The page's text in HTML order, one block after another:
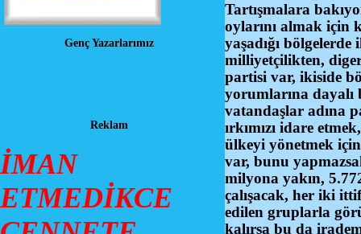
Genç Yazarlarımız
Reklam
İMAN
ETMEDİKCE
Tartışmalara
oylarını almak için
yaşadığı
milliyetçilikten,
partisi var, ikiside
yorumlarına
vatandaşlar adına
ırkımızı idare
ülkeyi yönetmek
var, bunu
milyona yakın,
çalışacak, her iki
edilen gruplarla
kalırsa bu da